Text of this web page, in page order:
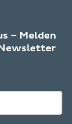
– Melden